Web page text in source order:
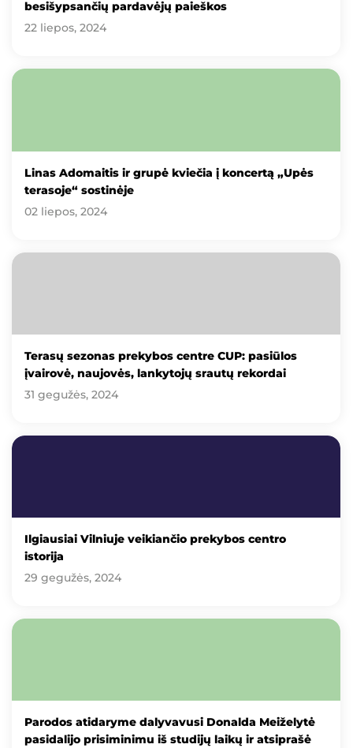
besišypsančių pardavėjų paieškos
22 liepos, 2024
Linas Adomaitis ir grupė kviečia į koncertą „Upės
terasoje“ sostinėje
02 liepos, 2024
Terasų sezonas prekybos centre CUP: pasiūlos
įvairovė, naujovės, lankytojų srautų rekordai
31 gegužės, 2024
Ilgiausiai Vilniuje veikiančio prekybos centro
istorija
29 gegužės, 2024
Parodos atidaryme dalyvavusi Donalda Meiželytė
pasidalijo prisiminimu iš studijų laikų ir atsiprašė